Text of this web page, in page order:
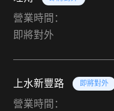
營業時間：
即將對外
上水新豐路 即將對外
營業時間：